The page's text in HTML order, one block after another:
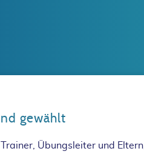
gewählt
Übungsleiter und Eltern,